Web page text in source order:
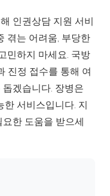
인권상담 지원 서비
겪는 어려움, 부당한
민하지 마세요. 국방
진정 접수를 통해 여
겠습니다. 장병은
한 서비스입니다. 지
한 도움을 받으세